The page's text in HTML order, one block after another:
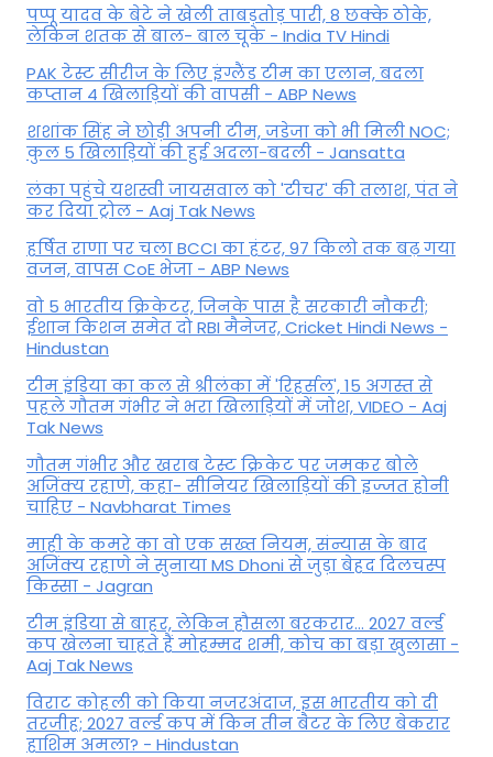
पप्पू यादव के बेटे ने खेली ताबड़तोड़ पारी, 8 छक्के ठोके,
लेकिन शतक से बाल- बाल चूके - India TV Hindi
PAK टेस्ट सीरीज के लिए इंग्लैंड टीम का एलान, बदला
कप्तान 4 खिलाड़ियों की वापसी - ABP News
शशांक सिंह ने छोड़ी अपनी टीम, जडेजा को भी मिली NOC;
कुल 5 खिलाड़ियों की हुई अदला-बदली - Jansatta
लंका पहुंचे यशस्वी जायसवाल को 'टीचर' की तलाश, पंत ने
कर द‍िया ट्रोल - Aaj Tak News
हर्षित राणा पर चला BCCI का हंटर, 97 किलो तक बढ़ गया
वजन, वापस CoE भेजा - ABP News
वो 5 भारतीय क्रिकेटर, जिनके पास है सरकारी नौकरी;
ईशान किशन समेत दो RBI मैनेजर, Cricket Hindi News -
Hindustan
टीम इंडिया का कल से श्रीलंका में 'रिहर्सल', 15 अगस्त से
पहले गौतम गंभीर ने भरा ख‍िलाड़‍ियों में जोश, VIDEO - Aaj
Tak News
गौतम गंभीर और खराब टेस्ट क्रिकेट पर जमकर बोले
अजिंक्य रहाणे, कहा- सीनियर खिलाड़ियों की इज्जत होनी
चाहिए - Navbharat Times
माही के कमरे का वो एक सख्त नियम, संन्यास के बाद
अजिंक्‍य रहाणे ने सुनाया MS Dhoni से जुड़ा बेहद दिलचस्प
किस्सा - Jagran
टीम इंडिया से बाहर, लेकिन हौसला बरकरार... 2027 वर्ल्ड
कप खेलना चाहते हैं मोहम्मद शमी, कोच का बड़ा खुलासा -
Aaj Tak News
विराट कोहली को किया नजरअंदाज, इस भारतीय को दी
तरजीह; 2027 वर्ल्ड कप में किन तीन बैटर के लिए बेकरार
हाशिम अमला? - Hindustan